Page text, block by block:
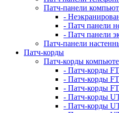
Патч-панели
-
- Патч панели
- Патч панели
Патч-панели
Патч-корды
Патч-корды
- Патч-корды
- Патч-корды
- Патч-корды
- Патч-корды
- Патч-корды